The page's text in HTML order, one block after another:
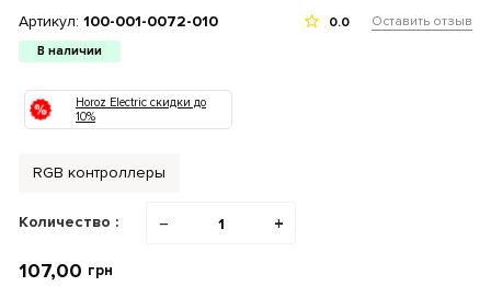
Артикул: 100-001-0072-010
В наличии
0.0 Оставить отзыв
Horoz Electric скидки до
10%
RGB контроллеры
Количество : − +
107,00 грн